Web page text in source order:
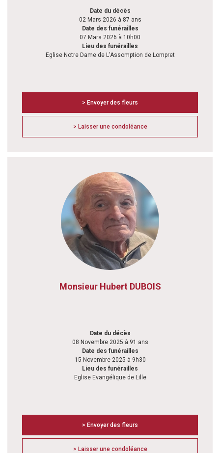
Date du décès
02 Mars 2026 à 87 ans
Date des funérailles
07 Mars 2026 à 10h00
Lieu des funérailles
Eglise Notre Dame de L'Assomption de Lompret
> Envoyer des fleurs
> Laisser une condoléance
Monsieur Hubert DUBOIS
Date du décès
08 Novembre 2025 à 91 ans
Date des funérailles
15 Novembre 2025 à 9h30
Lieu des funérailles
Eglise Evangélique de Lille
> Envoyer des fleurs
> Laisser une condoléance